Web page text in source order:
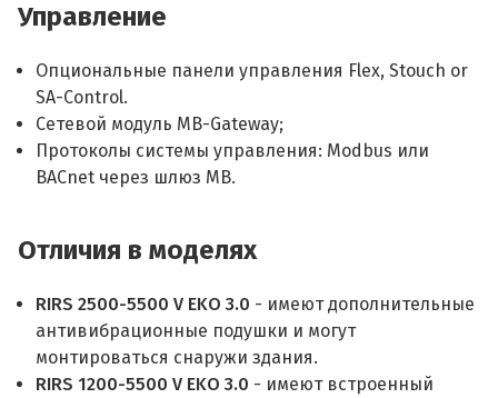
Управление
Опциональные панели управления Flex, Stouch or
SA-Control.
Сетевой модуль MB-Gateway;
Протоколы системы управления: Modbus или
BACnet через шлюз MB.
Отличия в моделях
RIRS 2500-5500 V EKO 3.0 - имеют дополнительные
антивибрационные подушки и могут
монтироваться снаружи здания.
RIRS 1200-5500 V EKO 3.0 - имеют встроенный